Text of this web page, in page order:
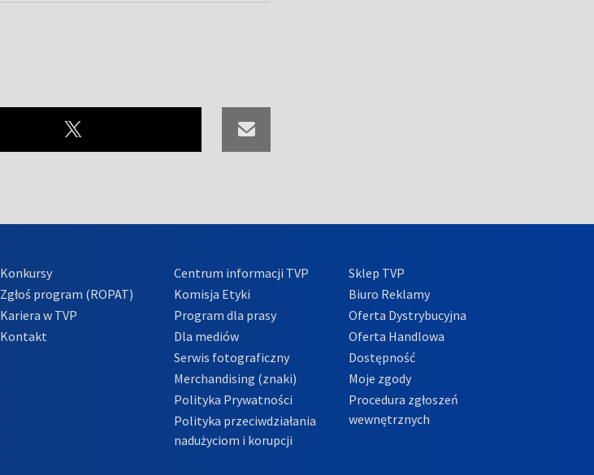
Konkursy
Zgłoś program (ROPAT)
Kariera w TVP
Kontakt
Centrum informacji TVP
Komisja Etyki
Program dla prasy
Dla mediów
Serwis fotograficzny
Merchandising (znaki)
Polityka Prywatności
Polityka przeciwdziałania
nadużyciom i korupcji
Sklep TVP
Biuro Reklamy
Oferta Dystrybucyjna
Oferta Handlowa
Dostępność
Moje zgody
Procedura zgłoszeń
wewnętrznych